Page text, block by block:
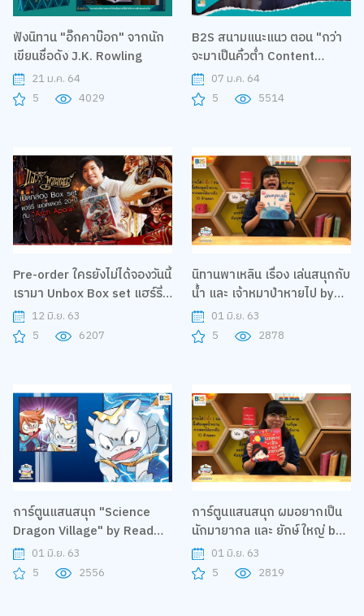
ฟังนิทาน "อิ๊กคาบ๊อก" จากนัก
เขียนชื่อดัง J.K. Rowling
21 ม.ค. 64
5
4029
B2S สนามแนะแนว ตอน "กว่า
จะมาเป็นคิ้วต่ำ Content
Creator ที่มีผู้ติดตามกว่า 2.5
ล้านคน"
07 ม.ค. 64
5
5514
Pre-order ใครยังไม่ได้จองวันนี้
เรามา Unbox Box set แฮร์รี่
พอตเตอร์ 20 ปี กับ "Arch
Apolar"
12 มิ.ย. 63
5
6207
นิทานพาเหลิน เรื่อง เล่นสนุกกับ
น้ำ และ เจ้าหมาป่าหายไป by
Nanmeebooks| B2S Home
Sweet Home
01 มิ.ย. 63
5
2878
การ์ตูนแสนสนุก "Science
Dragon Village" by Read
Comics | B2S Home Sweet
Home
01 มิ.ย. 63
5
2556
การ์ตูนแสนสนุก ผมอยากเป็น
นักมายากล และ ยักษ์ใหญ่ by
nanmeebooks | B2S Home
Sweet Home
01 มิ.ย. 63
5
2819